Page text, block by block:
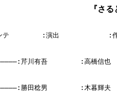
『さ
テ        :演出            :作
芹川有吾        :高橋信也
勝田稔男        :木暮輝夫